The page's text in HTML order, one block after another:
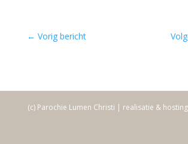
← Vorig bericht
(c) Parochie Lumen Christi | realisatie &